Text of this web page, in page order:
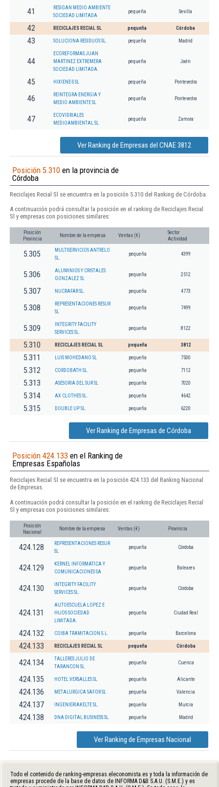
41
RESIGAN MEDIO AMBIENTE
SOCIEDAD LIMITADA
pequeña Sevilla
42 RECICLAJES RECIAL SL pequeña Córdoba
43 SOLUCIONA RESIDUOS SL. pequeña Madrid
44
ECOREFORMAS JUAN
MARTINEZ EXTREMERA
SOCIEDAD LIMITADA.
pequeña Jaén
45 HIXIENE-S SL pequeña Pontevedra
46
REINTEGRA ENERGIA Y
MEDIO AMBIENTE SL
pequeña Pontevedra
47
ECOVIDRIALES
MEDIOAMBIENTAL SL
pequeña Zamora
Ver Ranking de Empresas del CNAE 3812
Posición 5.310 en la provincia de
Córdoba
Reciclajes Recial Sl se encuentra en la posición 5.310 del Ranking de Córdoba.
A continuación podrá consultar la posición en el ranking de Reciclajes Recial
Sl y empresas con posiciones similares:
Posición
Provincia
Nombre de la empresa Ventas (€)
Sector
Actividad
5.305
MULTISERVICIOS ANTRELO
SL.
pequeña 4399
5.306
ALUMINIOS Y CRISTALES
GONZALEZ SL
pequeña 2512
5.307 NUCRAFAR SL. pequeña 4773
5.308
REPRESENTACIONES RESUR
SL
pequeña 7499
5.309
INTEGRITY FACILITY
SERVICES SL.
pequeña 8122
5.310 RECICLAJES RECIAL SL pequeña 3812
5.311 LUIS MOHEDANO SL pequeña 7500
5.312 CORDOBATH SL. pequeña 7112
5.313 ASESORIA DEL SUR SL pequeña 7020
5.314 AX CLOTHES SL. pequeña 4642
5.315 DOUBLE UP SL. pequeña 6220
Ver Ranking de Empresas de Córdoba
Posición 424.133 en el Ranking de
Empresas Españolas
Reciclajes Recial Sl se encuentra en la posición 424.133 del Ranking Nacional
de Empresas.
A continuación podrá consultar la posición en el ranking de Reciclajes Recial
Sl y empresas con posiciones similares:
Posición
Nacional
Nombre de la empresa Ventas (€) Provincia
424.128
REPRESENTACIONES RESUR
SL
pequeña Córdoba
424.129
KERNEL INFORMATICA Y
COMUNICACIONES SA
pequeña Baleares
424.130
INTEGRITY FACILITY
SERVICES SL.
pequeña Córdoba
424.131
AUTOESCUELA LOPEZ E
HIJOS SOCIEDAD
LIMITADA.
pequeña Ciudad Real
424.132 COIBA TRAMITACION S.L. pequeña Barcelona
424.133 RECICLAJES RECIAL SL pequeña Córdoba
424.134
TALLERES JULIO DE
TARANCON SL
pequeña Cuenca
424.135 HOTEL VERSALLES SL pequeña Alicante
424.136 METALURGICA SAFOR SL pequeña Valencia
424.137 INGENIERIAKELTE SL. pequeña Murcia
424.138 DNA DIGITAL BUSINESS SL. pequeña Madrid
Ver Ranking de Empresas Nacional
Todo el contenido de ranking-empresas.eleconomista.es y toda la información de
empresas procede de la base de datos de INFORMA D&B S.A.U. (S.M.E.) y es